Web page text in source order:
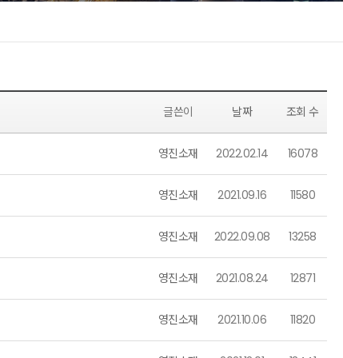
글쓴이 날짜 조회 수
영진소재 2022.02.14 16078
영진소재 2021.09.16 11580
영진소재 2022.09.08 13258
영진소재 2021.08.24 12871
영진소재 2021.10.06 11820